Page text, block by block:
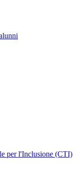
per l'Inclusione (CTI)